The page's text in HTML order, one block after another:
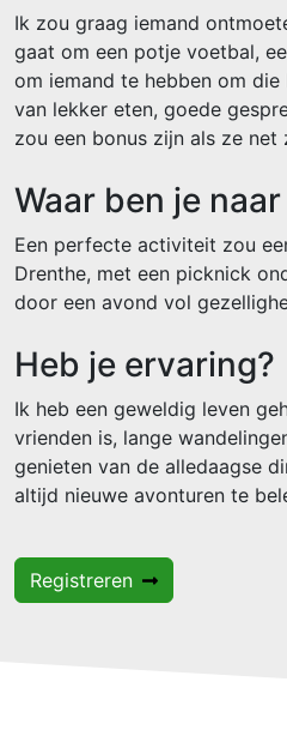
Ik zou graag iemand
gaat om een potje voetbal,
om iemand te hebben om
van lekker eten, goede
zou een bonus zijn als ze
Waar ben je
Een perfecte activiteit zou
Drenthe, met een picknick
door een avond vol
Heb je ervaring?
Ik heb een geweldig leven
vrienden is, lange
genieten van de alledaagse
altijd nieuwe avonturen te
Registreren